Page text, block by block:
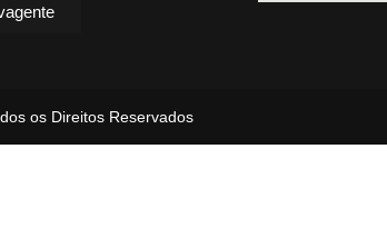
os Direitos Reservados